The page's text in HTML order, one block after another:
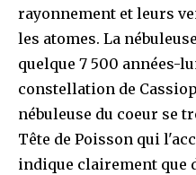
rayonnement et leurs
les atomes. La
quelque 7 500 années-
constellation de
nébuleuse du coeur se
Tête de Poisson qui
indique clairement que